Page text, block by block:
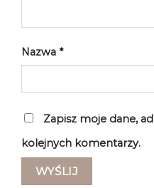
Nazwa *
Zapisz moje dane,
kolejnych komentarzy.